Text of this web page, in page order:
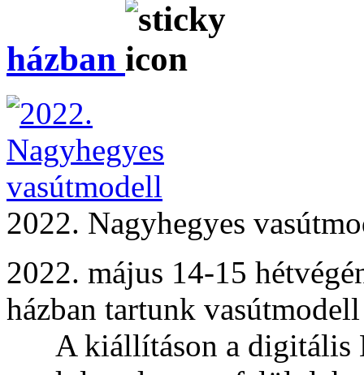
házban
2022. Nagyhegyes
2022. május 14-15
házban tartunk
A kiállításon a digitális